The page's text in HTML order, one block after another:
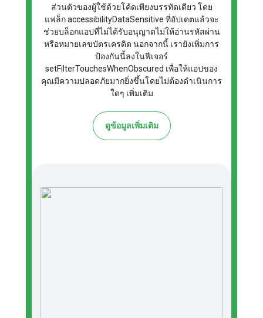
ส่วนตัวของผู้ใช้ด้วยโค้ดเพียงบรรทัดเดียว โดย
แฟล็ก accessibilityDataSensitive ที่อัปเดตแล้วจะ
ช่วยบล็อกแอปที่ไม่ได้รับอนุญาตไม่ให้อ่านรหัสผ่าน
หรือหมายเลขบัตรเครดิต นอกจากนี้ เรายังเพิ่มการ
ป้องกันนี้ลงในฟีเจอร์
setFilterTouchesWhenObscured เพื่อให้แอปของ
คุณมีความปลอดภัยมากยิ่งขึ้นโดยไม่ต้องดำเนินการ
ใดๆ เพิ่มเติม
ดูข้อมูลเพิ่มเติม